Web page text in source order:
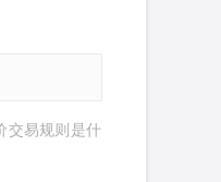
交易规则是什